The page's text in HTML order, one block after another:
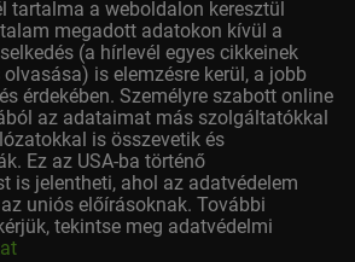
tartalma a weboldalon keresztül
megadott adatokon kívül a
(a hírlevél egyes cikkeinek
is elemzésre kerül, a jobb
érdekében. Személyre szabott online
az adataimat más szolgáltatókkal
is összevetik és
Ez az USA-ba történő
is jelentheti, ahol az adatvédelem
uniós előírásoknak. További
tekintse meg adatvédelmi